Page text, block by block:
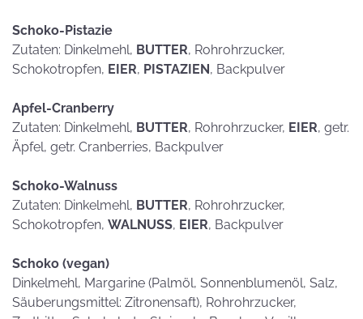
Schoko-Pistazie
Zutaten: Dinkelmehl, BUTTER, Rohrohrzucker,
Schokotropfen, EIER, PISTAZIEN, Backpulver
Apfel-Cranberry
Zutaten: Dinkelmehl, BUTTER, Rohrohrzucker, EIER, getr.
Äpfel, getr. Cranberries, Backpulver
Schoko-Walnuss
Zutaten: Dinkelmehl, BUTTER, Rohrohrzucker,
Schokotropfen, WALNUSS, EIER, Backpulver
Schoko (vegan)
Dinkelmehl, Margarine (Palmöl, Sonnenblumenöl, Salz,
Säuberungsmittel: Zitronensaft), Rohrohrzucker,